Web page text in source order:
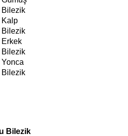
Bilezik
Kalp
Bilezik
Erkek
Bilezik
Yonca
Bilezik
Bilezik